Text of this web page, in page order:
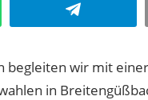
Telegram
begleiten wir mit
in